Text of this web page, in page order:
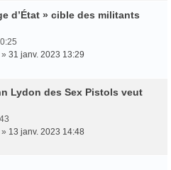
d’État » cible des militants
» 31 janv. 2023 13:29
Lydon des Sex Pistols veut
» 13 janv. 2023 14:48